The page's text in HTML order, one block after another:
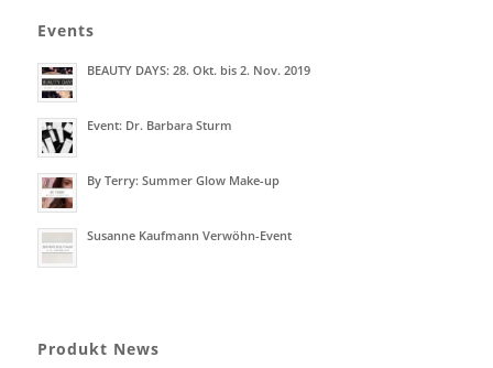
Events
BEAUTY DAYS: 28. Okt. bis 2. Nov. 2019
Event: Dr. Barbara Sturm
By Terry: Summer Glow Make-up
Susanne Kaufmann Verwöhn-Event
Produkt News